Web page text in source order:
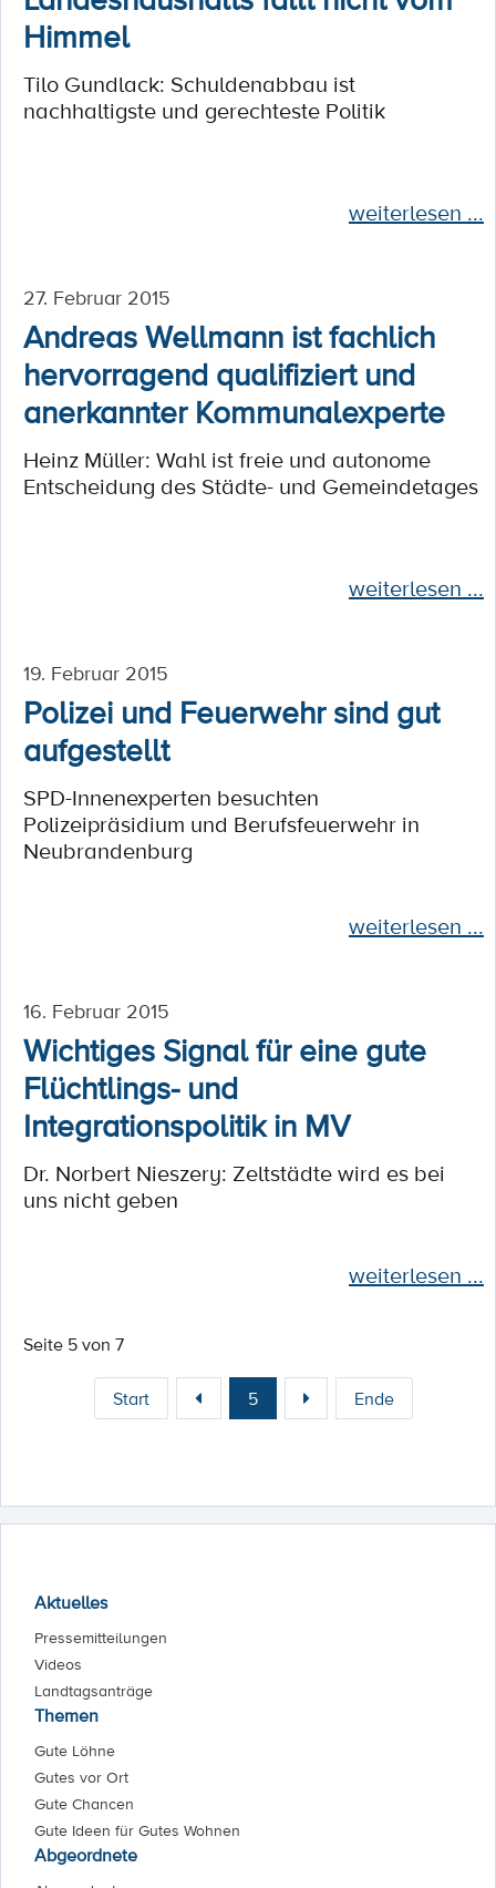
Himmel
Tilo Gundlack: Schuldenabbau ist
nachhaltigste und gerechteste Politik
weiterlesen ...
27. Februar 2015
Andreas Wellmann ist fachlich
hervorragend qualifiziert und
anerkannter Kommunalexperte
Heinz Müller: Wahl ist freie und autonome
Entscheidung des Städte- und Gemeindetages
weiterlesen ...
19. Februar 2015
Polizei und Feuerwehr sind gut
aufgestellt
SPD-Innenexperten besuchten
Polizeipräsidium und Berufsfeuerwehr in
Neubrandenburg
weiterlesen ...
16. Februar 2015
Wichtiges Signal für eine gute
Flüchtlings- und
Integrationspolitik in MV
Dr. Norbert Nieszery: Zeltstädte wird es bei
uns nicht geben
weiterlesen ...
Seite 5 von 7
Start 5 Ende
Aktuelles
Pressemitteilungen
Videos
Landtagsanträge
Themen
Gute Löhne
Gutes vor Ort
Gute Chancen
Gute Ideen für Gutes Wohnen
Abgeordnete